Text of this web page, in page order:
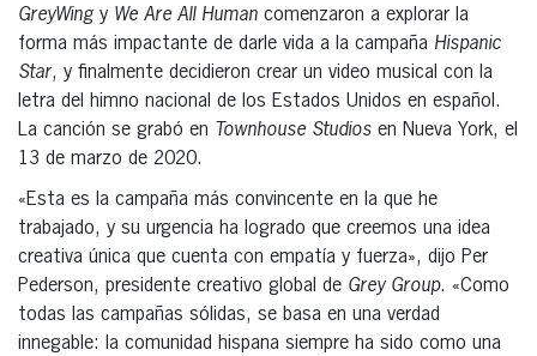
GreyWing y We Are All Human comenzaron a explorar la
forma más impactante de darle vida a la campaña Hispanic
Star, y finalmente decidieron crear un video musical con la
letra del himno nacional de los Estados Unidos en español.
La canción se grabó en Townhouse Studios en Nueva York, el
13 de marzo de 2020.
«Esta es la campaña más convincente en la que he
trabajado, y su urgencia ha logrado que creemos una idea
creativa única que cuenta con empatía y fuerza», dijo Per
Pederson, presidente creativo global de Grey Group. «Como
todas las campañas sólidas, se basa en una verdad
innegable: la comunidad hispana siempre ha sido como una